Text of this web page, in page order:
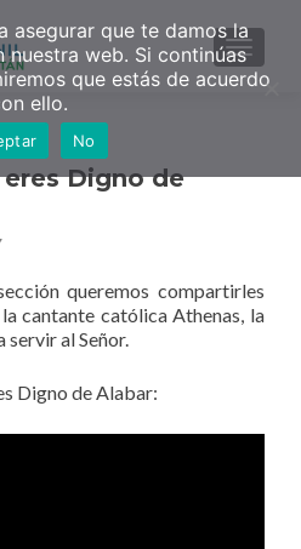
MENU
eres Digno de
queremos compartirles
cantante católica Athenas, la
servir al Señor.
Digno de Alabar:
asegurar que te damos la
nuestra web. Si continúas
que estás de acuerdo
ello.
No